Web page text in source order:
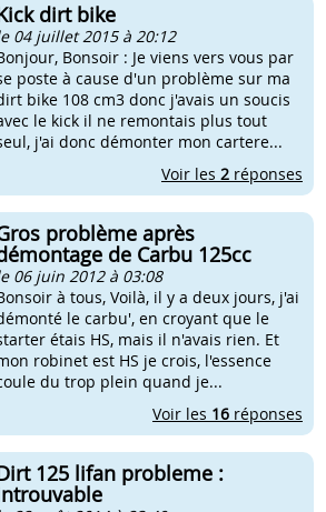
dirt bike
04 juillet 2015 à 20:12
Bonsoir : Je viens vers vous par
poste à cause d'un problème sur ma
bike 108 cm3 donc j'avais un soucis
le kick il ne remontais plus tout
j'ai donc démonter mon cartere...
Voir les 2 réponses
problème après
de Carbu 125cc
06 juin 2012 à 03:08
à tous, Voilà, il y a deux jours, j'ai
le carbu', en croyant que le
étais HS, mais il n'avais rien. Et
robinet est HS je crois, l'essence
du trop plein quand je...
Voir les 16 réponses
125 lifan probleme :